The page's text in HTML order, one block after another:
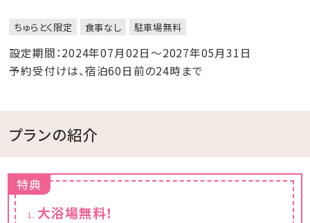
ちゅらとく限定 食事なし 駐車場無料
設定期間：2024年07月02日～2027年05月31日
予約受付けは、宿泊60日前の24時まで
プランの紹介
特典
大浴場無料！